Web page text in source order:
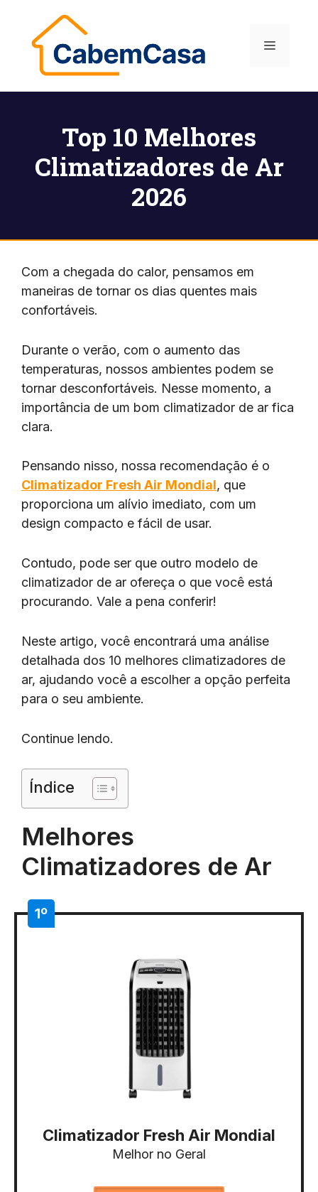
conteúdo
Menu
Top 10 Melhores
Climatizadores de Ar
2026
Com a chegada do calor, pensamos em
maneiras de tornar os dias quentes mais
confortáveis.
Durante o verão, com o aumento das
temperaturas, nossos ambientes podem se
tornar desconfortáveis. Nesse momento, a
importância de um bom climatizador de ar fica
clara.
Pensando nisso, nossa recomendação é o
Climatizador Fresh Air Mondial, que
proporciona um alívio imediato, com um
design compacto e fácil de usar.
Contudo, pode ser que outro modelo de
climatizador de ar ofereça o que você está
procurando. Vale a pena conferir!
Neste artigo, você encontrará uma análise
detalhada dos 10 melhores climatizadores de
ar, ajudando você a escolher a opção perfeita
para o seu ambiente.
Continue lendo.
Índice
Melhores
Climatizadores de Ar
1º
Climatizador Fresh Air Mondial
Melhor no Geral